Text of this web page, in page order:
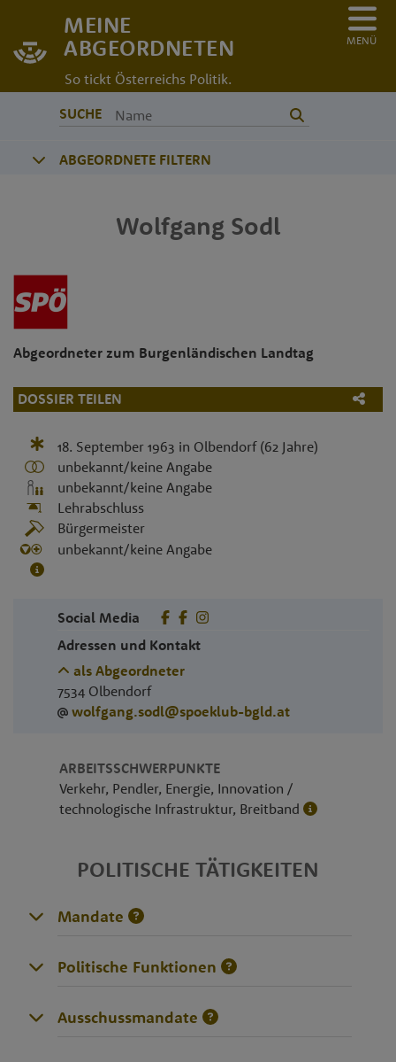
MEINE
ABGEORDNETEN
So tickt Österreichs Politik.
MENÜ
SUCHE
ABGEORDNETE FILTERN
Wolfgang Sodl
Abgeordneter zum Burgenländischen Landtag
DOSSIER TEILEN
18. September 1963 in Olbendorf (62 Jahre)
unbekannt/keine Angabe
unbekannt/keine Angabe
Lehrabschluss
Bürgermeister
unbekannt/keine Angabe
Social Media
Adressen und Kontakt
als Abgeordneter
7534 Olbendorf
wolfgang.sodl@spoeklub-bgld.at
ARBEITSSCHWERPUNKTE
Verkehr, Pendler, Energie, Innovation /
technologische Infrastruktur, Breitband
POLITISCHE TÄTIGKEITEN
Mandate
Politische Funktionen
Ausschussmandate